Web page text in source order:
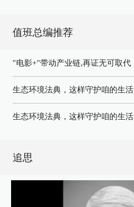
值班总编推荐
"电影+"带动产业链,再证无可取代
生态环境法典，这样守护咱的生活
生态环境法典，这样守护咱的生活
追思